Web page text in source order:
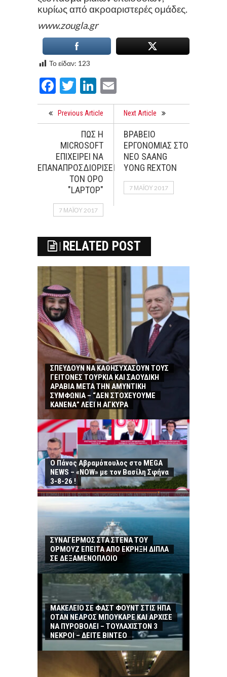
κυρίως από ακροαριστερές ομάδες.
www.zougla.gr
Το είδαν: 123
Facebook
TwitterLinkedIn
Previous Article
ΠΩΣ Η
MICROSOFT
ΕΠΙΧΕΙΡΕΙ ΝΑ
ΕΠΑΝΑΠΡΟΣΔΙΟΡΙΣΕΙ
ΤΟΝ ΟΡΟ
"LAPTOP"
7 ΜΑΪ́ΟΥ 2017
Next Article
ΒΡΑΒΕΙΟ
ΕΡΓΟΝΟΜΙΑΣ ΣΤΟ
ΝΕΟ SAANG
YONG REXTON
7 ΜΑΪ́ΟΥ 2017
RELATED POST
ΣΠΕΥΔΟΥΝ ΝΑ ΚΑΘΗΣΥΧΑΣΟΥΝ ΤΟΥΣ
ΓΕΙΤΟΝΕΣ ΤΟΥΡΚΙΑ ΚΑΙ ΣΑΟΥΔΙΚΗ
ΑΡΑΒΙΑ ΜΕΤΑ ΤΗΝ ΑΜΥΝΤΙΚΗ
ΣΥΜΦΩΝΙΑ – “ΔΕΝ ΣΤΟΧΕΥΟΥΜΕ
ΚΑΝΕΝΑ” ΛΕΕΙ Η ΑΓΚΥΡΑ
Ο Πάνος Αβραμόπουλος στο MEGA
NEWS – «NOW» με τον Βασίλη Σφήνα
3-8-26 !
ΣΥΝΑΓΕΡΜΟΣ ΣΤΑ ΣΤΕΝΑ ΤΟΥ
ΟΡΜΟΥΖ ΕΠΕΙΤΑ ΑΠΟ ΕΚΡΗΞΗ ΔΙΠΛΑ
ΣΕ ΔΕΞΑΜΕΝΟΠΛΟΙΟ
ΜΑΚΕΛΕΙΟ ΣΕ ΦΑΣΤ ΦΟΥΝΤ ΣΤΙΣ ΗΠΑ
ΟΤΑΝ ΝΕΑΡΟΣ ΜΠΟΥΚΑΡΕ ΚΑΙ ΑΡΧΙΣΕ
ΝΑ ΠΥΡΟΒΟΛΕΙ – ΤΟΥΛΑΧΙΣΤΟΝ 3
ΝΕΚΡΟΙ – ΔΕΙΤΕ ΒΙΝΤΕΟ